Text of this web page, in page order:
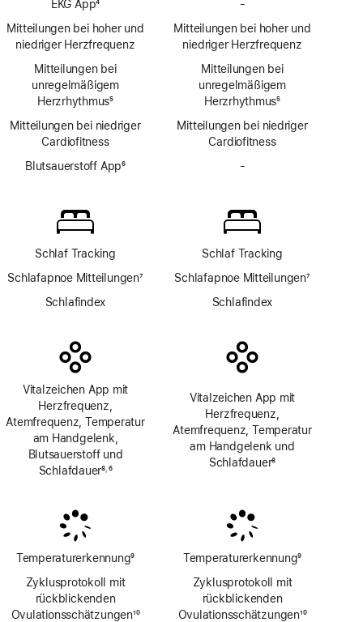
EKG App
Fußnote
4
Mitteilungen bei hoher und
niedriger Herzfrequenz
Mitteilungen bei
unregelmäßigem
Herzrhythmus
Fußnote
5
Mitteilungen bei niedriger
Cardio­fitness
Blutsauerstoff App6
Schlaf Tracking
Schlafapnoe Mitteilungen
Fußnote
7
Schlafindex
Vitalzeichen App mit
Herzfrequenz,
Atemfrequenz, Temperatur
am Handgelenk,
Blutsauerstoff und
Schlafdauer8, 6
Temperaturerkennung
Fußnote
9
Zyklusprotokoll mit
rückblickenden
Ovulations­schätzungen10
teilungen
-
EKG
App
Mitteilungen bei hoher und
niedriger Herzfrequenz
Mitteilungen bei
unregelmäßigem
Herzrhythmus
Fußnote
5
Mitteilungen bei niedriger
Cardio­fitness
-
Schlaf Tracking
Schlafapnoe Mitteilungen
Fußnote
7
Schlafindex
Vitalzeichen App mit
Herzfrequenz,
Atemfrequenz, Temperatur
am Handgelenk und
Schlafdauer8
Temperaturerkennung
Fußnote
9
Zyklusprotokoll mit
rückblickenden
Ovulations­schätzungen10